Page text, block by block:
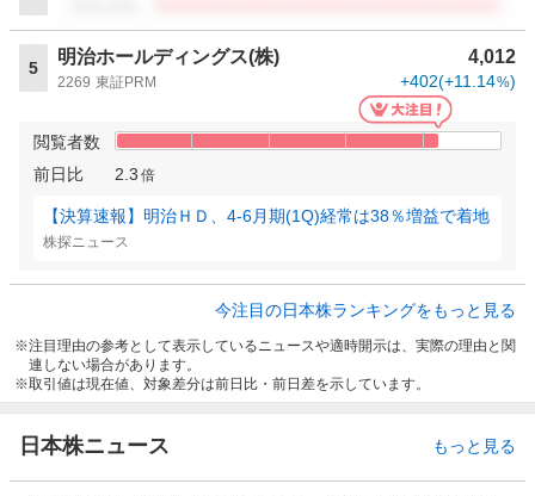
5
明治ホールディングス(株) 4,012
2269 東証PRM +402(+11.14%)
閲覧者数
前日比
2.3 倍
【決算速報】明治ＨＤ、4-6月期(1Q)経常は38％増益で着地
株探ニュース
今注目の日本株ランキングをもっと見る
注目理由の参考として表示しているニュースや適時開示は、実際の理由と関
連しない場合があります。
取引値は現在値、対象差分は前日比・前日差を示しています。
日本株ニュース もっと見る